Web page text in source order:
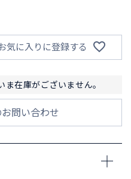
気に入りに登録する
在庫がございません。
問い合わせ